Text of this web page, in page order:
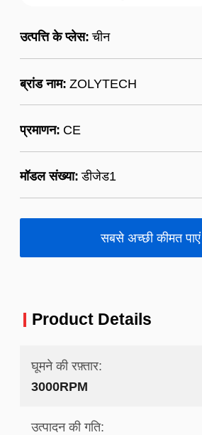
उत्पत्ति के प्लेस: चीन
ब्रांड नाम: ZOLYTECH
प्रमाणन: CE
मॉडल संख्या: डीजेड1
सबसे अच्छी कीमत पाएं
Product Details
घूमने की रफ़्तार:
3000RPM
उत्पादन की गति: